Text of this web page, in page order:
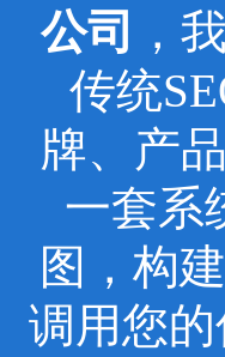
公司
，
传统
牌、产
一套系
图，构
调用您